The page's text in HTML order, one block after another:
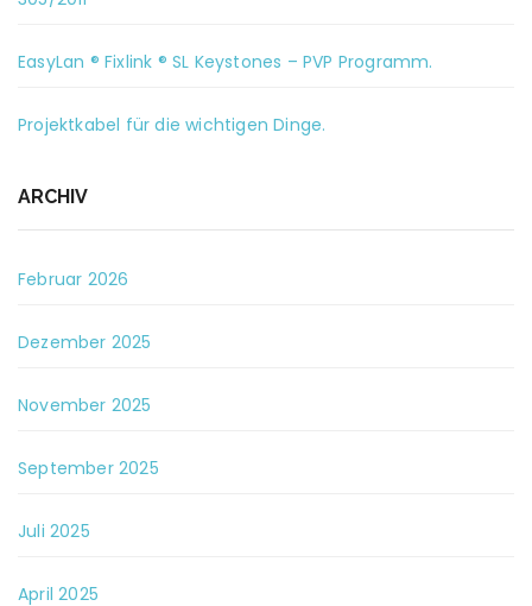
EasyLan ® Fixlink ® SL Keystones – PVP Programm.
Projektkabel für die wichtigen Dinge.
ARCHIV
Februar 2026
Dezember 2025
November 2025
September 2025
Juli 2025
April 2025